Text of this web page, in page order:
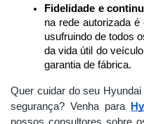
Fidelidade e
na rede autorizada
usufruindo de todos
da vida útil do
garantia de fábrica.
Quer cuidar do seu
segurança? Venha para